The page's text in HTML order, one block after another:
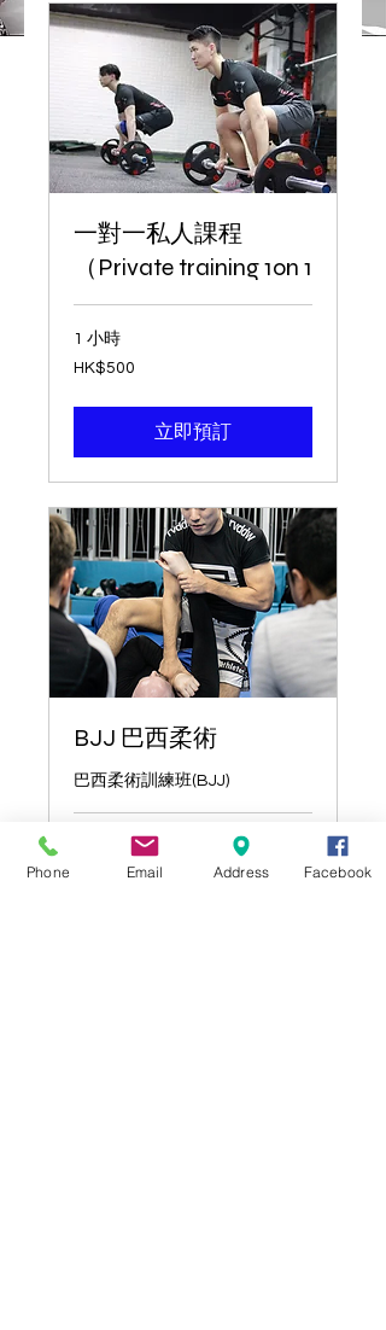
一對一私人課程
（Private training 1on 1
1 小時
500
港
HK$500
立即預訂
BJJ 巴西柔術
巴西柔術訓練班(BJJ)
HK$150
Phone Email Address Facebook